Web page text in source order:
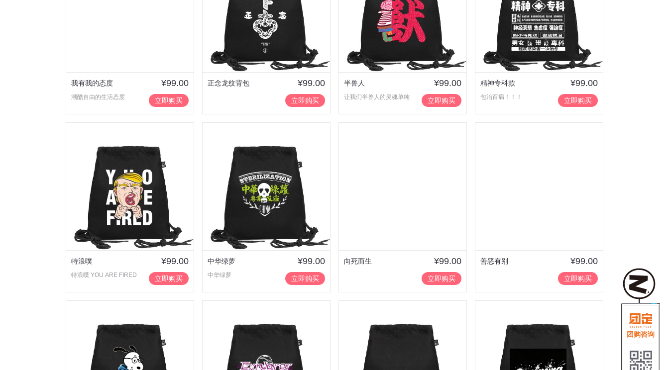
我有我的态度 ¥99.00
潮酷自由的生活态度 立即购买
正念龙纹背包 ¥99.00
立即购买
半兽人 ¥99.00
让我们半兽人的灵魂单纯 立即购买
精神专科款 ¥99.00
包治百病！！！ 立即购买
特浪噗 ¥99.00
特浪噗 YOU ARE FIRED 立即购买
中华绿萝 ¥99.00
中华绿萝 立即购买
向死而生 ¥99.00
立即购买
善恶有别 ¥99.00
立即购买
团购咨询